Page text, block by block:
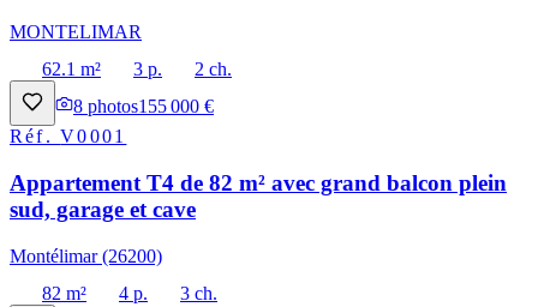
MONTELIMAR
62.1 m²
3 p.
2 ch.
8 photos155 000 €
Réf.V0001
Appartement T4 de 82 m² avec grand balcon plein
sud, garage et cave
Montélimar (26200)
82 m²
4 p.
3 ch.